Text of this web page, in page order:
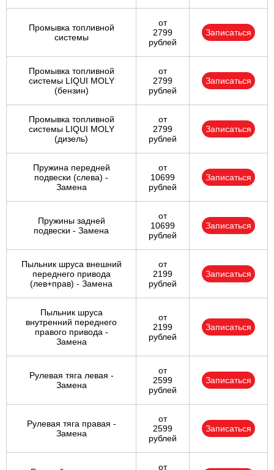
Промывка топливной
системы
от
2799
рублей
Записаться
Промывка топливной
системы LIQUI MOLY
(бензин)
от
2799
рублей
Записаться
Промывка топливной
системы LIQUI MOLY
(дизель)
от
2799
рублей
Записаться
Пружина передней
подвески (слева) -
Замена
от
10699
рублей
Записаться
Пружины задней
подвески - Замена
от
10699
рублей
Записаться
Пыльник шруса внешний
переднего привода
(лев+прав) - Замена
от
2199
рублей
Записаться
Пыльник шруса
внутренний переднего
правого привода -
Замена
от
2199
рублей
Записаться
Рулевая тяга левая -
Замена
от
2599
рублей
Записаться
Рулевая тяга правая -
Замена
от
2599
рублей
Записаться
от